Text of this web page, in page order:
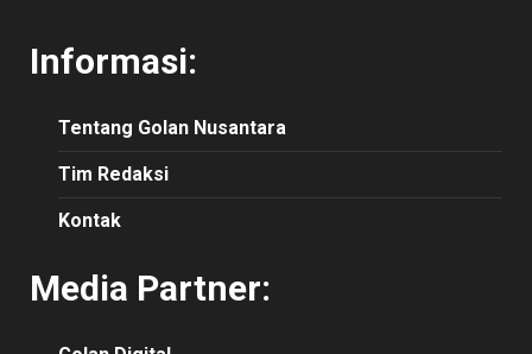
Informasi:
Tentang Golan Nusantara
Tim Redaksi
Kontak
Media Partner: